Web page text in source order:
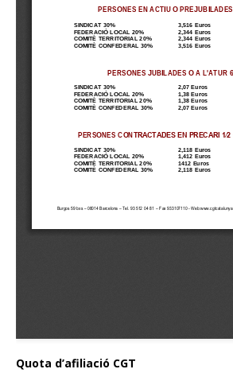
Quota d’afiliació CGT